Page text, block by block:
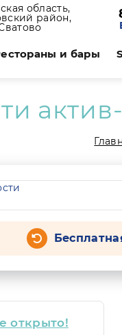
область,
район,
и бары
открыто!